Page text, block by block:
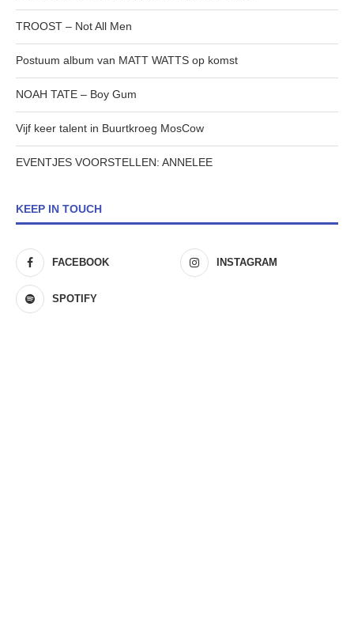
TROOST – Not All Men
Postuum album van MATT WATTS op komst
NOAH TATE – Boy Gum
Vijf keer talent in Buurtkroeg MosCow
EVENTJES VOORSTELLEN: ANNELEE
KEEP IN TOUCH
FACEBOOK INSTAGRAM
SPOTIFY